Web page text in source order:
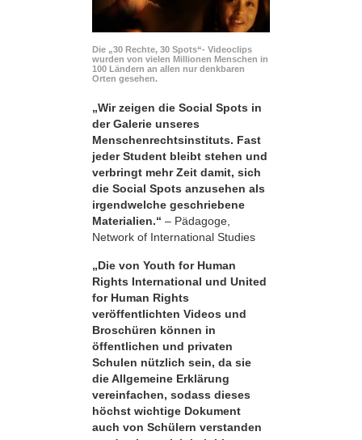
Die „30 Rechte, 30 Spots“- Videoclips
wurden von vielen Millionen Menschen in
100 Ländern an allen nur denkbaren
Orten gesehen.
„Wir zeigen die Social Spots in
der Galerie unseres
Menschenrechtsinstituts. Fast
jeder Student bleibt stehen und
verbringt mehr Zeit damit, sich
die Social Spots anzusehen als
irgendwelche geschriebene
Materialien.“ – Pädagoge,
Network of International Studies
„Die von Youth for Human
Rights International und United
for Human Rights
veröffentlichten Videos und
Broschüren können in
öffentlichen und privaten
Schulen nützlich sein, da sie
die Allgemeine Erklärung
vereinfachen, sodass dieses
höchst wichtige Dokument
auch von Schülern verstanden